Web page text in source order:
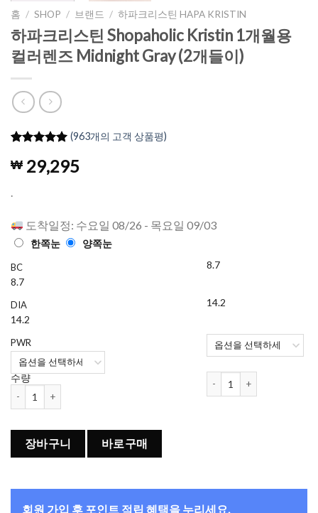
홈 / SHOP / 브랜드 / 하파크리스틴 HAPA KRISTIN
하파크리스틴 Shopaholic Kristin 1개월용
컬러렌즈 Midnight Gray (2개들이)
고객 평가
를 기준으
점에
(963개의 고객 상품평)
₩ 29,295
.
도착일정: 수요일 08/26 - 목요일 09/03
한쪽눈 양쪽눈
BC
8.7
DIA
14.2
PWR
수량
하파크리스틴 Shopaholic Kristin 1개월용 컬러렌즈 Midnight Gray (2개들이) 수
8.7
14.2
하파크리스틴 Shopaholic
장바구니 바로구매
회원 가입 후 포인트 적립 혜택을 누리세요.